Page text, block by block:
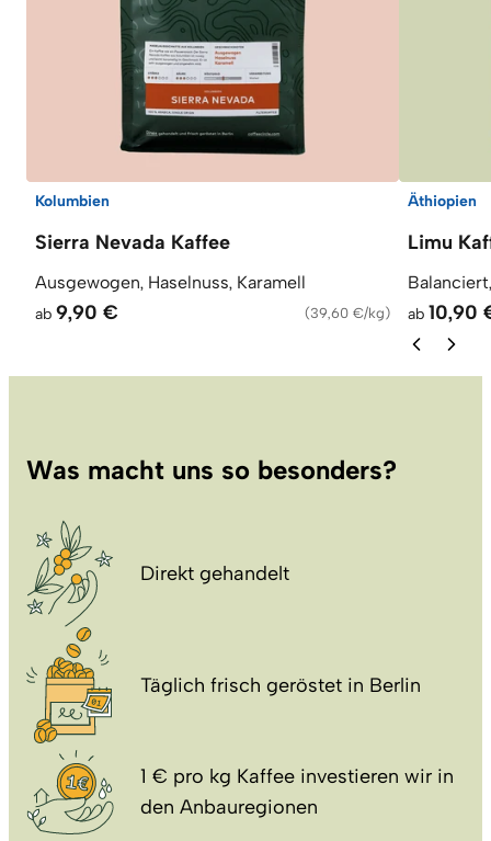
Kolumbien
Sierra Nevada Kaffee
Ausgewogen, Haselnuss, Karamell
ab 9,90 € (39,60 €/kg)
Äthiopien
Limu
ab 10,90
Was macht uns so besonders?
Direkt gehandelt
Täglich frisch geröstet in Berlin
1 € pro kg Kaffee investieren wir in
den Anbauregionen